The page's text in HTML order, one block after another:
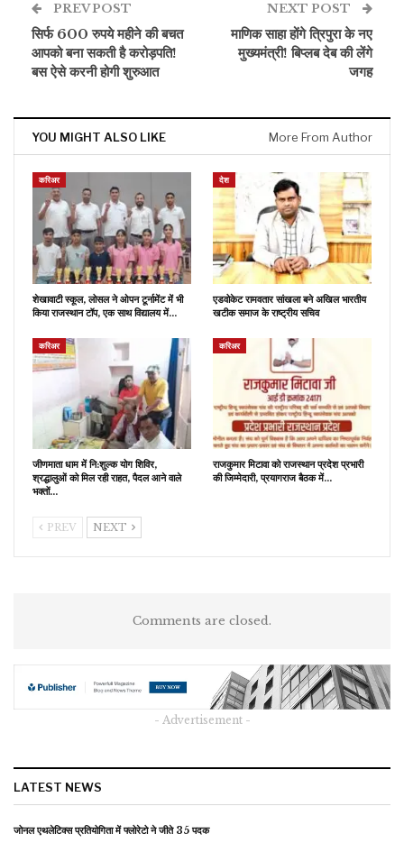
PREV POST
सिर्फ 600 रुपये महीने की बचत
आपको बना सकती है करोड़पति!
बस ऐसे करनी होगी शुरुआत
NEXT POST
माणिक साहा होंगे त्रिपुरा के नए
मुख्यमंत्री! बिप्लब देब की लेंगे
जगह
YOU MIGHT ALSO LIKE More From Author
करिअर
शेखावाटी स्कूल, लोसल ने ओपन टूर्नामेंट में भी
किया राजस्थान टॉप, एक साथ विद्यालय में…
देश
एडवोकेट रामवतार सांखला बने अखिल भारतीय
खटीक समाज के राष्ट्रीय सचिव
करिअर
जीणमाता धाम में नि:शुल्क योग शिविर,
श्रद्धालुओं को मिल रही राहत, पैदल आने वाले
भक्तों…
करिअर
राजकुमार मिटावा को राजस्थान प्रदेश प्रभारी
की जिम्मेदारी, प्रयागराज बैठक में…
PREV NEXT
Comments are closed.
- Advertisement -
LATEST NEWS
जोनल एथलेटिक्स प्रतियोगिता में फ्लोरेटो ने जीते 35 पदक